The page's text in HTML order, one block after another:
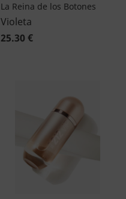
La Reina de los Botones
Violeta
25.30 €